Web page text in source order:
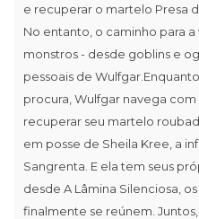
e recuperar o martelo Presa
No entanto, o caminho para
monstros - desde goblins e
pessoais de
procura, Wulfgar navega
recuperar seu martelo
em posse de Sheila Kree, a
Sangrenta. E ela tem seus
desde A Lâmina Silenciosa,
finalmente se reúnem.